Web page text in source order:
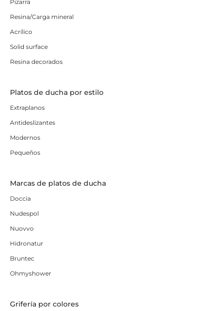
Pizarra
Resina/Carga mineral
Acrílico
Solid surface
Resina decorados
Platos de ducha por estilo
Extraplanos
Antideslizantes
Modernos
Pequeños
Marcas de platos de ducha
Doccia
Nudespol
Nuovvo
Hidronatur
Bruntec
Ohmyshower
Grifería por colores